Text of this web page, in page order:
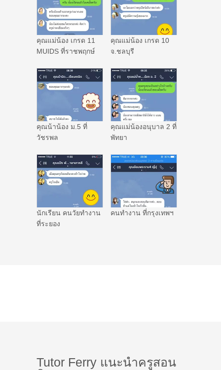
คุณแม่น้อง เกรด 11
MUIDS ที่ราชพฤกษ์
คุณแม่น้อง เกรด 10
จ.ชลบุรี
คุณน้าน้อง ม.5 ที่
วัชรพล
คุณแม่น้องอนุบาล 2 ที่
พัทยา
นักเรียน คนวัยทำงาน
ที่ระยอง
คนทำงาน ที่กรุงเทพฯ
Tutor Ferry แนะนำครูสอน